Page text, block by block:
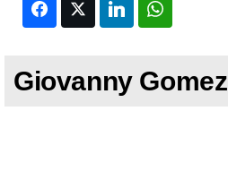
FacebookTwitter LinkedIn
Giovanny Gomez